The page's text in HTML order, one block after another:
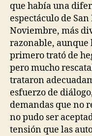
que había una
espectáculo de
Noviembre, más
razonable, aunque
primero trató de
pero mucho
trataron
esfuerzo de
demandas que no
no pudo ser
tensión que las